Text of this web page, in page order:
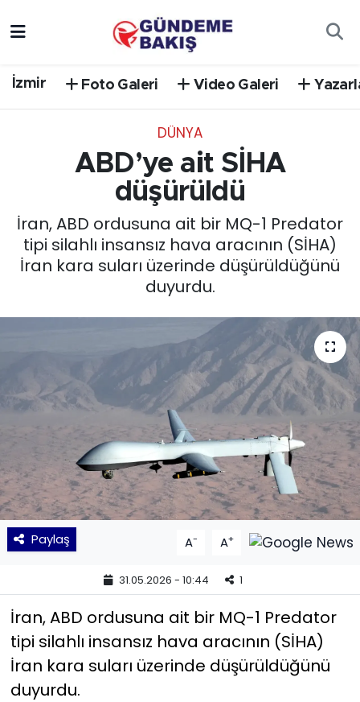
İzmir Foto Galeri Video Galeri
DÜNYA
ABD’ye ait SİHA
düşürüldü
İran, ABD ordusuna ait bir MQ-1 Predator
tipi silahlı insansız hava aracının (SİHA)
İran kara suları üzerinde düşürüldüğünü
duyurdu.
Paylaş A- A+
31.05.2026 - 10:44 1
İran, ABD ordusuna ait bir MQ-1 Predator
tipi silahlı insansız hava aracının (SİHA)
İran kara suları üzerinde düşürüldüğünü
duyurdu.
EĞİTİM
EKONOMİ
KÜLTÜR SANAT
MAGAZİN
POLİTİKA
SAĞLIK
Siyaset
SPOR
TEKNOLOJİ
Yaşam
Süper Lig Puan Durumu ve Fikstür
Tüm Manşetler
Son Dakika Haberleri